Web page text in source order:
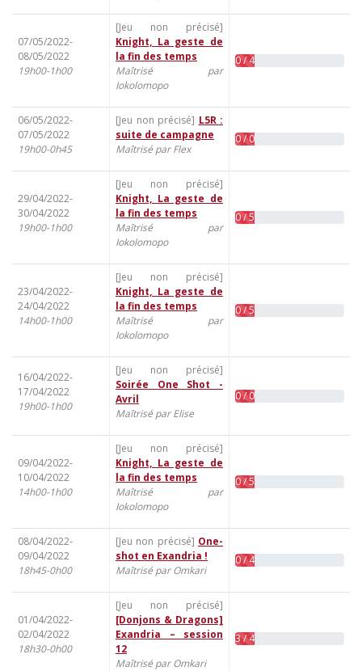
07/05/2022-
08/05/2022
19h00-1h00
[Jeu non précisé]
Knight, La geste de
la fin des temps
Maîtrisé par
Iokolomopo
0 / 4
06/05/2022-
07/05/2022
19h00-0h45
[Jeu non précisé] L5R :
suite de campagne
Maîtrisé par Flex
0 / 0
29/04/2022-
30/04/2022
19h00-1h00
[Jeu non précisé]
Knight, La geste de
la fin des temps
Maîtrisé par
Iokolomopo
0 / 5
23/04/2022-
24/04/2022
14h00-1h00
[Jeu non précisé]
Knight, La geste de
la fin des temps
Maîtrisé par
Iokolomopo
0 / 5
16/04/2022-
17/04/2022
19h00-1h00
[Jeu non précisé]
Soirée One Shot -
Avril
Maîtrisé par Elise
0 / 0
09/04/2022-
10/04/2022
14h00-1h00
[Jeu non précisé]
Knight, La geste de
la fin des temps
Maîtrisé par
Iokolomopo
0 / 5
08/04/2022-
09/04/2022
18h45-0h00
[Jeu non précisé] One-
shot en Exandria !
Maîtrisé par Omkari
0 / 4
01/04/2022-
02/04/2022
18h30-0h00
[Jeu non précisé]
[Donjons & Dragons]
Exandria – session
12
Maîtrisé par Omkari
3 / 4